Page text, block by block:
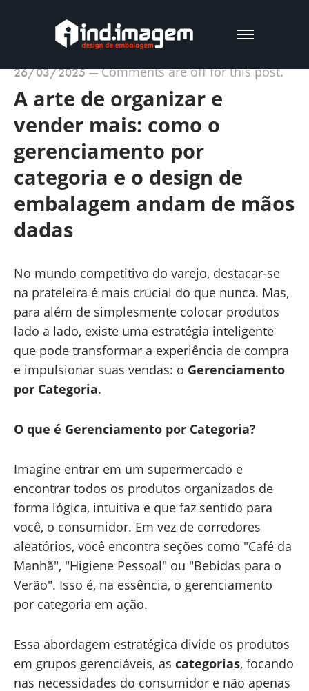
26/03/2025—Comments are off for this post.
A arte de organizar e
vender mais: como o
gerenciamento por
categoria e o design de
embalagem andam de mãos
dadas
No mundo competitivo do varejo, destacar-se
na prateleira é mais crucial do que nunca. Mas,
para além de simplesmente colocar produtos
lado a lado, existe uma estratégia inteligente
que pode transformar a experiência de compra
e impulsionar suas vendas: o Gerenciamento
por Categoria.
O que é Gerenciamento por Categoria?
Imagine entrar em um supermercado e
encontrar todos os produtos organizados de
forma lógica, intuitiva e que faz sentido para
você, o consumidor. Em vez de corredores
aleatórios, você encontra seções como "Café da
Manhã", "Higiene Pessoal" ou "Bebidas para o
Verão". Isso é, na essência, o gerenciamento
por categoria em ação.
Essa abordagem estratégica divide os produtos
em grupos gerenciáveis, as categorias, focando
nas necessidades do consumidor e não apenas